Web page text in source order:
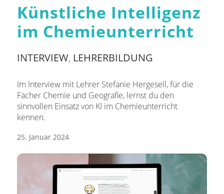
Künstliche Intelligenz
im Chemieunterricht
INTERVIEW, LEHRERBILDUNG
Im Interview mit Lehrer Stefanie Hergesell, für die
Fächer Chemie und Geografie, lernst du den
sinnvollen Einsatz von KI im Chemieunterricht
kennen.
25. Januar 2024